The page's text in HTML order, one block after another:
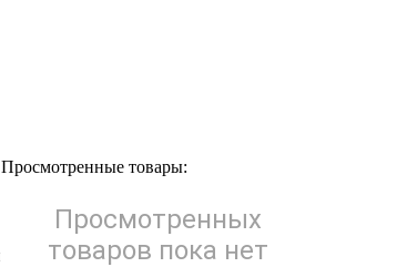
Просмотренные товары:
Просмотренных
товаров пока нет